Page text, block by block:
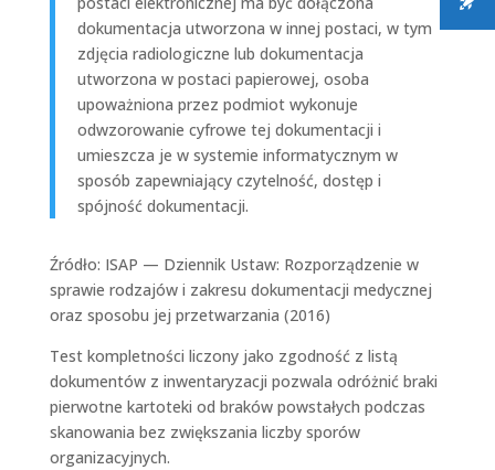
dokumentacja utworzona w innej postaci, w tym
zdjęcia radiologiczne lub dokumentacja
utworzona w postaci papierowej, osoba
upoważniona przez podmiot wykonuje
odwzorowanie cyfrowe tej dokumentacji i
umieszcza je w systemie informatycznym w
sposób zapewniający czytelność, dostęp i
spójność dokumentacji.
Źródło: ISAP — Dziennik Ustaw: Rozporządzenie w
sprawie rodzajów i zakresu dokumentacji medycznej
oraz sposobu jej przetwarzania (2016)
Test kompletności liczony jako zgodność z listą
dokumentów z inwentaryzacji pozwala odróżnić braki
pierwotne kartoteki od braków powstałych podczas
skanowania bez zwiększania liczby sporów
organizacyjnych.